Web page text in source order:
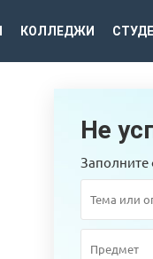
КОЛЛЕДЖИ
Не
Заполните